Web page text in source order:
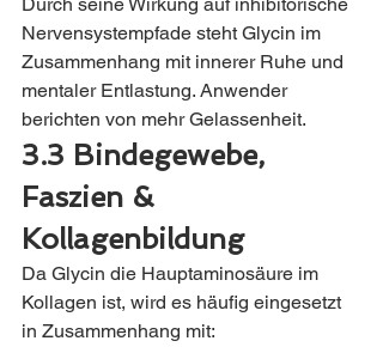
Durch seine Wirkung auf inhibitorische
Nervensystempfade steht Glycin im
Zusammenhang mit innerer Ruhe und
mentaler Entlastung. Anwender
berichten von mehr Gelassenheit.
3.3 Bindegewebe,
Faszien &
Kollagenbildung
Da Glycin die Hauptaminosäure im
Kollagen ist, wird es häufig eingesetzt
in Zusammenhang mit: